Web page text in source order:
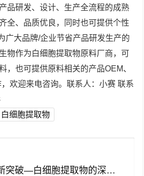
品研发、设计、生产全流程的成熟
全、品质优良，同时也可提供个性
广大品牌/企业节省产品研发生产的
物作为白细胞提取物原料厂商，可
，也可提供原料相关的产品OEM、
欢迎来电咨询。联系人：小赛 联系
白细胞提取物
肌肌敏感点护理新突破—白细胞提取物的深层作用与原料优势